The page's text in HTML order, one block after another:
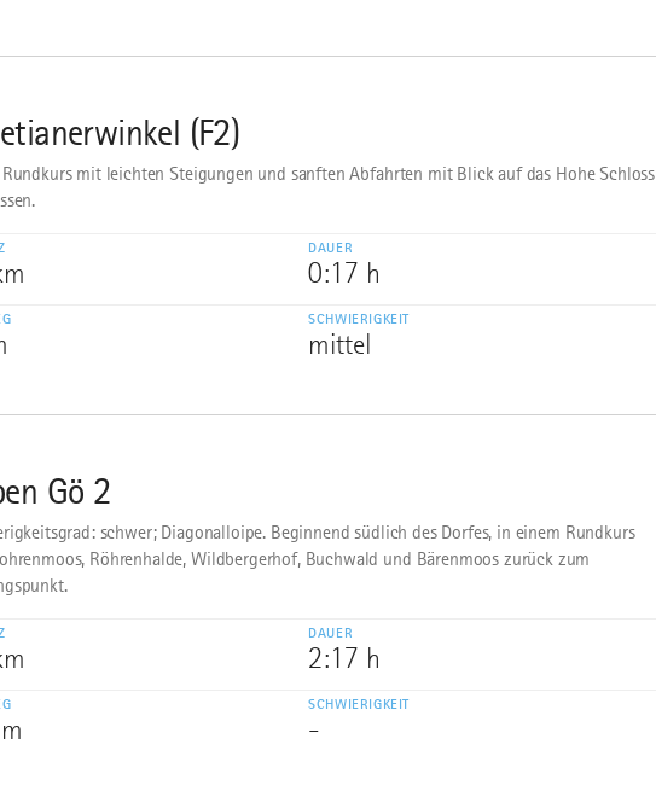
(F2)
Rundkurs mit leichten Steigungen und sanften Abfahrten mit Blick auf das Hohe Schloss
DAUER
0:17 h
SCHWIERIGKEIT
mittel
Gö 2
schwer; Diagonalloipe. Beginnend südlich des Dorfes, in einem Rundkurs
Röhrenhalde, Wildbergerhof, Buchwald und Bärenmoos zurück zum
DAUER
2:17 h
SCHWIERIGKEIT
-